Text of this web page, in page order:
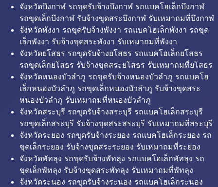
จังหวัดบึงกาฬ รถขุดรับจ้างบึงกาฬ รถแบคโฮเล็กบึงกาฬ
รถขุดเล็กบึงกาฬ รับจ้างขุดสระบึงกาฬ รับเหมาถมที่บึงกาฬ
จังหวัดพังงา รถขุดรับจ้างพังงา รถแบคโฮเล็กพังงา รถขุด
เล็กพังงา รับจ้างขุดสระพังงา รับเหมาถมที่พังงา
จังหวัดยโสธร รถขุดรับจ้างยโสธร รถแบคโฮเล็กยโสธร
รถขุดเล็กยโสธร รับจ้างขุดสระยโสธร รับเหมาถมที่ยโสธร
จังหวัดหนองบัวลำภู รถขุดรับจ้างหนองบัวลำภู รถแบคโฮ
เล็กหนองบัวลำภู รถขุดเล็กหนองบัวลำภู รับจ้างขุดสระ
หนองบัวลำภู รับเหมาถมที่หนองบัวลำภู
จังหวัดสระบุรี รถขุดรับจ้างสระบุรี รถแบคโฮเล็กสระบุรี
รถขุดเล็กสระบุรี รับจ้างขุดสระสระบุรี รับเหมาถมที่สระบุรี
จังหวัดระยอง รถขุดรับจ้างระยอง รถแบคโฮเล็กระยอง รถ
ขุดเล็กระยอง รับจ้างขุดสระระยอง รับเหมาถมที่ระยอง
จังหวัดพัทลุง รถขุดรับจ้างพัทลุง รถแบคโฮเล็กพัทลุง รถ
ขุดเล็กพัทลุง รับจ้างขุดสระพัทลุง รับเหมาถมที่พัทลุง
จังหวัดระนอง รถขุดรับจ้างระนอง รถแบคโฮเล็กระนอง